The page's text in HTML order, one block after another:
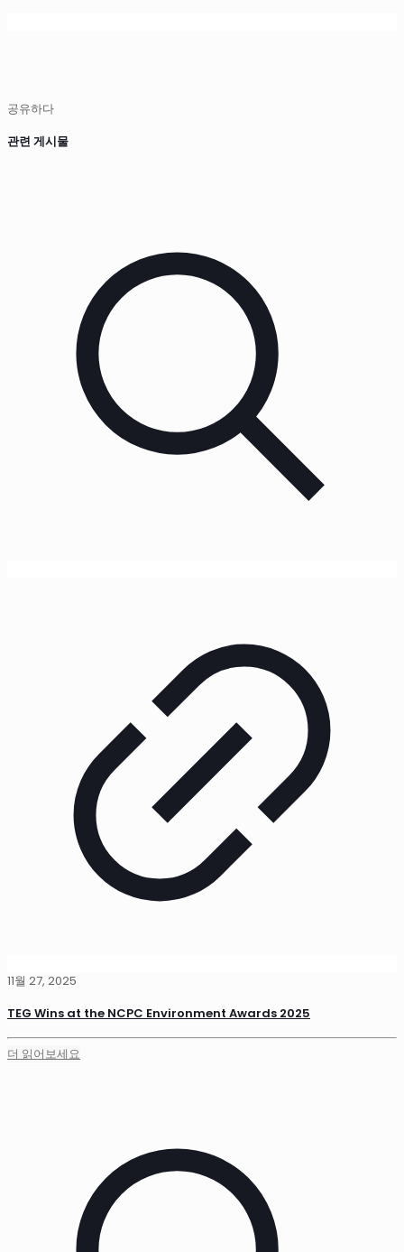
공유하다
관련 게시물
11월 27, 2025
TEG Wins at the NCPC Environment Awards 2025
더 읽어보세요